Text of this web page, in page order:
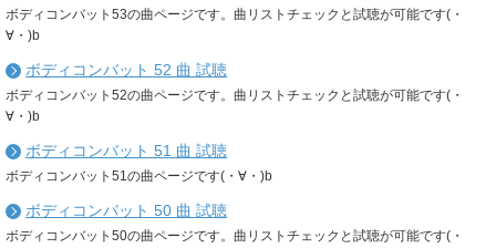
ボディコンバット53の曲ページです。曲リストチェックと試聴が可能です(・
∀・)b
ボディコンバット 52 曲 試聴
ボディコンバット52の曲ページです。曲リストチェックと試聴が可能です(・
∀・)b
ボディコンバット 51 曲 試聴
ボディコンバット51の曲ページです(・∀・)b
ボディコンバット 50 曲 試聴
ボディコンバット50の曲ページです。曲リストチェックと試聴が可能です(・